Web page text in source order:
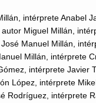
intérprete Anabel
Miguel Millán,
Manuel Millán,
Millán, intérprete
intérprete Javier
López, intérprete
Rodríguez, intérprete